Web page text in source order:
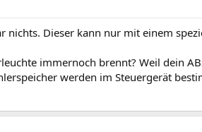
nichts. Dieser kann nur mit einem
immernoch brennt? Weil dein
werden im Steuergerät